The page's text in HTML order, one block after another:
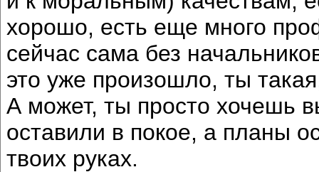
хорошо, есть еще много
сейчас сама без
это уже произошло, ты
А может, ты просто хочешь
оставили в покое, а планы
твоих руках.